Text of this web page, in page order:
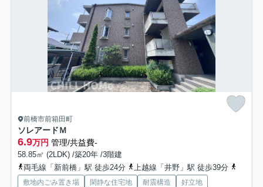
前橋市前箱田町
ソレアードＭ
6.9万円 管理/共益費-
58.85㎡ (2LDK) /築20年 /3階建
両毛線「新前橋」駅 徒歩24分
上越線「井野」駅 徒歩39分
敷地内ごみ置き場 閑静な住宅地 耐震構造
好立地